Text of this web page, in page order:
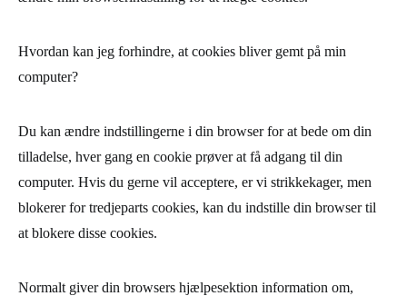
Hvordan kan jeg forhindre, at cookies bliver gemt på min
computer?
Du kan ændre indstillingerne i din browser for at bede om din
tilladelse, hver gang en cookie prøver at få adgang til din
computer. Hvis du gerne vil acceptere, er vi strikkekager, men
blokerer for tredjeparts cookies, kan du indstille din browser til
at blokere disse cookies.
Normalt giver din browsers hjælpesektion information om,